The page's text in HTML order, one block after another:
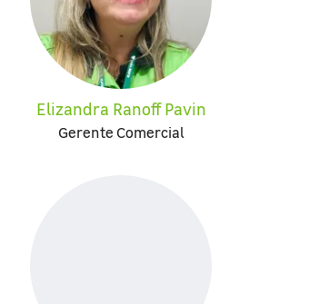
Elizandra Ranoff Pavin
Gerente Comercial